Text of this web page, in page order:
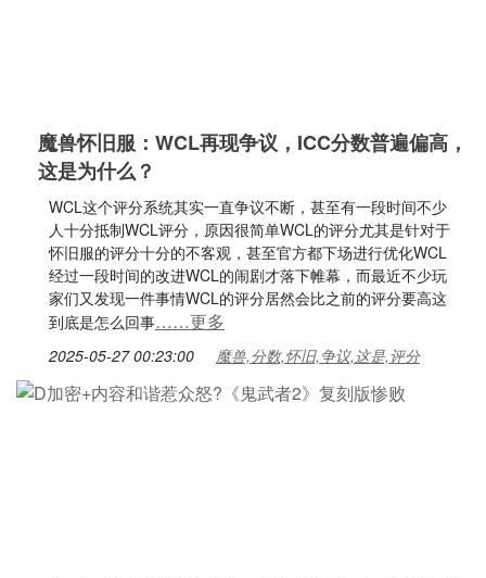
魔兽怀旧服：WCL再现争议，ICC分数普遍偏高，
这是为什么？
WCL这个评分系统其实一直争议不断，甚至有一段时间不少
人十分抵制WCL评分，原因很简单WCL的评分尤其是针对于
怀旧服的评分十分的不客观，甚至官方都下场进行优化WCL
经过一段时间的改进WCL的闹剧才落下帷幕，而最近不少玩
家们又发现一件事情WCL的评分居然会比之前的评分要高这
到底是怎么回事……更多
2025-05-27 00:23:00 魔兽,分数,怀旧,争议,这是,评分